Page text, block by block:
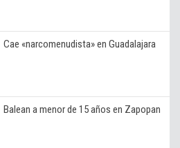
Cae «narcomenudista» en Guadalajara
Balean a menor de 15 años en Zapopan